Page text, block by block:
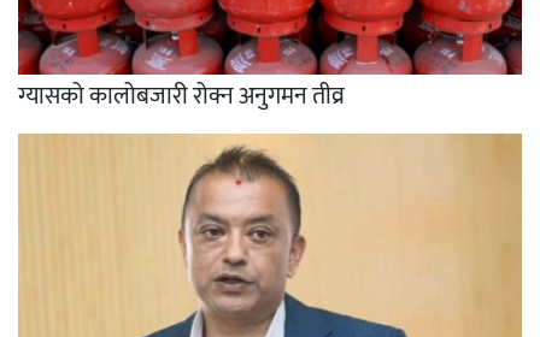
ग्यासको कालोबजारी रोक्न अनुगमन तीव्र